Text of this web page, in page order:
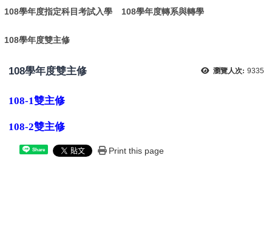
108學年度指定科目考試入學 108學年度轉系與轉學
108學年度雙主修
瀏覽人次: 9335
108學年度雙主修
108-1雙主修
108-2雙主修
Share Print this page